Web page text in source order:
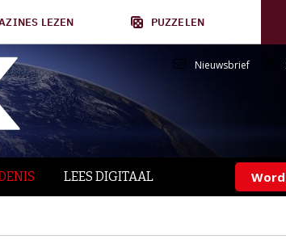
LEZEN PUZZELEN
Nieuwsbrief
LEES DIGITAAL